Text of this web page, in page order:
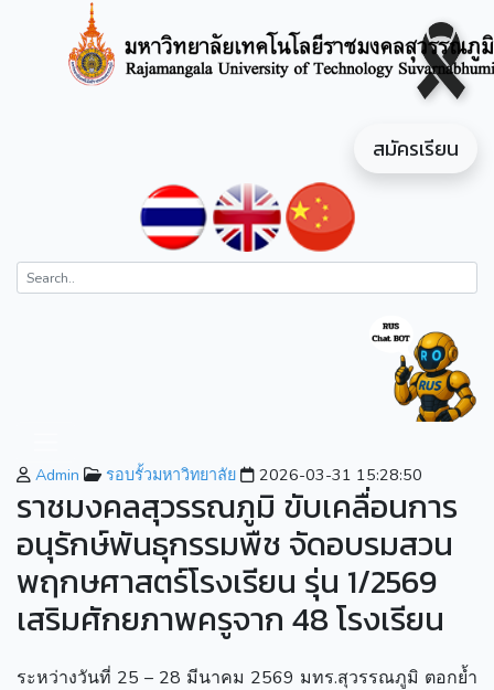
สมัครเรียน
Admin รอบรั้วมหาวิทยาลัย 2026-03-31 15:28:50
ราชมงคลสุวรรณภูมิ ขับเคลื่อนการ
อนุรักษ์พันธุกรรมพืช จัดอบรมสวน
พฤกษศาสตร์โรงเรียน รุ่น 1/2569
เสริมศักยภาพครูจาก 48 โรงเรียน
ระหว่างวันที่ 25 – 28 มีนาคม 2569 มทร.สุวรรณภูมิ ตอกย้ำ